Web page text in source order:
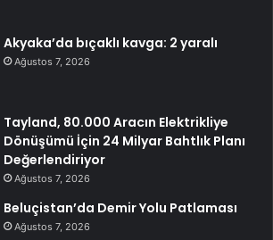
Akyaka’da bıçaklı kavga: 2 yaralı
Ağustos 7, 2026
Tayland, 80.000 Aracın Elektrikliye
Dönüşümü İçin 24 Milyar Bahtlık Planı
Değerlendiriyor
Ağustos 7, 2026
Beluçistan’da Demir Yolu Patlaması
Ağustos 7, 2026